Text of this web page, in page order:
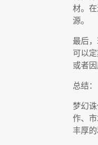
材。
源。
最后
可以
或者
总结：
梦幻
作、
丰厚